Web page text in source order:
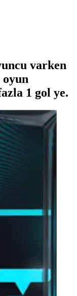
varken
1 gol ye.